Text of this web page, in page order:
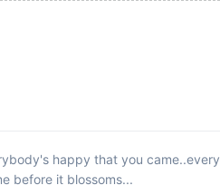
happy that you
before it blossoms...